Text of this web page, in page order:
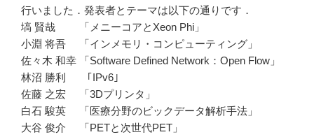
行いました．発表者とテーマは以下の通りです．
塙 賢哉 「メニーコアとXeon Phi」
小淵 将吾 「インメモリ・コンピューティング」
佐々木 和幸 「Software Defined Network：Open Flow」
林沼 勝利 ｢IPv6｣
佐藤 之宏 「3Dプリンタ」
白石 駿英 「医療分野のビックデータ解析手法」
大谷 俊介 「PETと次世代PET」